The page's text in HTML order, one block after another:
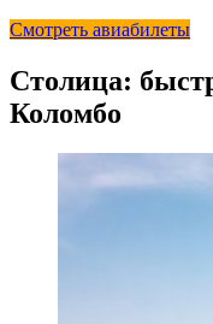
Смотреть авиабилеты
Столица:
Коломбо